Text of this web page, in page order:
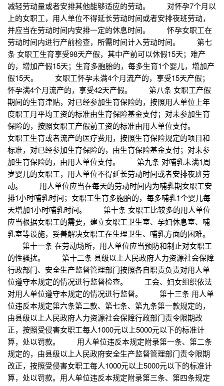
减轻劳动量或者安排其他能够适应的劳动。 对怀孕7个月以
上的女职工，用人单位不得延长劳动时间或者安排夜班劳动，
并应当在劳动时间内安排一定的休息时间。 怀孕女职工在
劳动时间内进行产前检查，所需时间计入劳动时间。 第七
条 女职工生育享受98天产假，其中产前可以休假15天；难产
的，增加产假15天；生育多胞胎的，每多生育1个婴儿，增加产
假15天。 女职工怀孕未满4个月流产的，享受15天产假；
怀孕满4个月流产的，享受42天产假。 第八条 女职工产假
期间的生育津贴，对已经参加生育保险的，按照用人单位上年
度职工月平均工资的标准由生育保险基金支付；对未参加生育
保险的，按照女职工产假前工资的标准由用人单位支付。
女职工生育或者流产的医疗费用，按照生育保险规定的项目和
标准，对已经参加生育保险的，由生育保险基金支付；对未参
加生育保险的，由用人单位支付。 第九条 对哺乳未满1周
岁婴儿的女职工，用人单位不得延长劳动时间或者安排夜班劳
动。 用人单位应当在每天的劳动时间内为哺乳期女职工安
排1小时哺乳时间；女职工生育多胞胎的，每多哺乳1个婴儿每
天增加1小时哺乳时间。 第十条 女职工比较多的用人单位
应当根据女职工的需要，建立女职工卫生室、孕妇休息室、哺
乳室等设施，妥善解决女职工在生理卫生、哺乳方面的困难。
第十一条 在劳动场所，用人单位应当预防和制止对女职工
的性骚扰。 第十二条 县级以上人民政府人力资源社会保障
行政部门、安全生产监督管理部门按照各自职责负责对用人单
位遵守本规定的情况进行监督检查。 工会、妇女组织依法
对用人单位遵守本规定的情况进行监督。 第十三条 用人单
位违反本规定第六条第二款、第七条、第九条第一款规定的，
由县级以上人民政府人力资源社会保障行政部门责令限期改
正，按照受侵害女职工每人1000元以上5000元以下的标准计
算，处以罚款。 用人单位违反本规定附录第一条、第二条
规定的，由县级以上人民政府安全生产监督管理部门责令限期
改正，按照受侵害女职工每人1000元以上5000元以下的标准计
算，处以罚款。用人单位违反本规定附录第三条、第四条规定